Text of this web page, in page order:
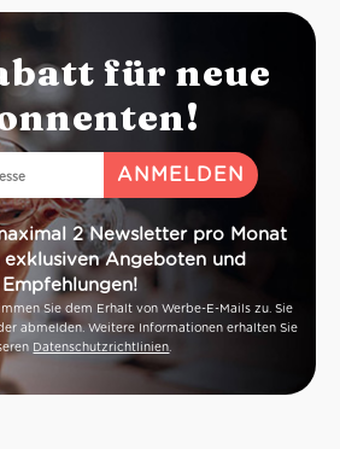
für neue
2 Newsletter pro Monat
exklusiven Angeboten und
Empfehlungen!
Sie dem Erhalt von Werbe-E-Mails zu. Sie
abmelden. Weitere Informationen erhalten Sie
Datenschutzrichtlinien